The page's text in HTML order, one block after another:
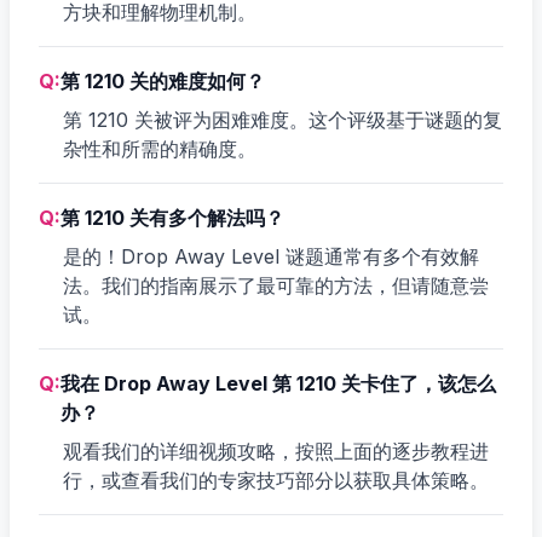
方块和理解物理机制。
Q:第 1210 关的难度如何？
第 1210 关被评为困难难度。这个评级基于谜题的复
杂性和所需的精确度。
Q:第 1210 关有多个解法吗？
是的！Drop Away Level 谜题通常有多个有效解
法。我们的指南展示了最可靠的方法，但请随意尝
试。
Q:我在 Drop Away Level 第 1210 关卡住了，该怎么
办？
观看我们的详细视频攻略，按照上面的逐步教程进
行，或查看我们的专家技巧部分以获取具体策略。